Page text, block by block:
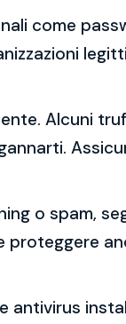
come
Alcuni
o spam,
antivirus